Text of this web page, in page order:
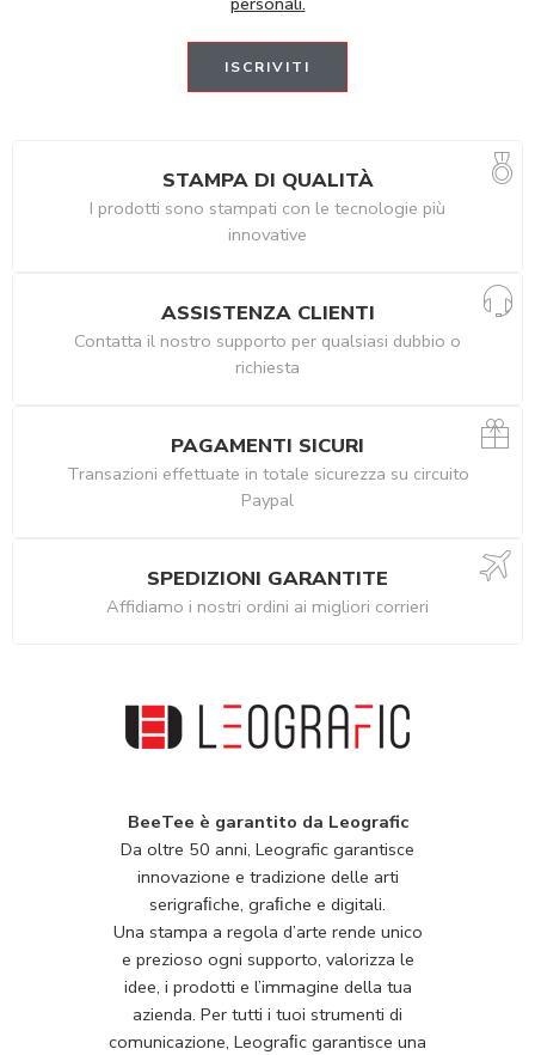
STAMPA DI QUALITÀ
I prodotti sono stampati con le tecnologie più
innovative
ASSISTENZA CLIENTI
Contatta il nostro supporto per qualsiasi dubbio o
richiesta
PAGAMENTI SICURI
Transazioni effettuate in totale sicurezza su circuito
Paypal
SPEDIZIONI GARANTITE
Affidiamo i nostri ordini ai migliori corrieri
BeeTee è garantito da Leografic
Da oltre 50 anni, Leografic garantisce
innovazione e tradizione delle arti
serigraﬁche, graﬁche e digitali.
Una stampa a regola d’arte rende unico
e prezioso ogni supporto, valorizza le
idee, i prodotti e l’immagine della tua
azienda. Per tutti i tuoi strumenti di
comunicazione, Leograﬁc garantisce una